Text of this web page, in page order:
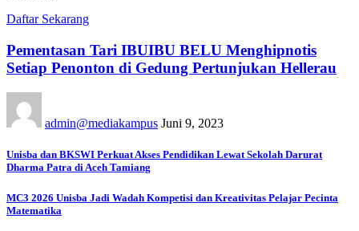
Daftar Sekarang
Pementasan Tari IBUIBU BELU Menghipnotis
Setiap Penonton di Gedung Pertunjukan Hellerau
admin@mediakampus Juni 9, 2023
Unisba dan BKSWI Perkuat Akses Pendidikan Lewat Sekolah Darurat
Dharma Patra di Aceh Tamiang
MC3 2026 Unisba Jadi Wadah Kompetisi dan Kreativitas Pelajar Pecinta
Matematika